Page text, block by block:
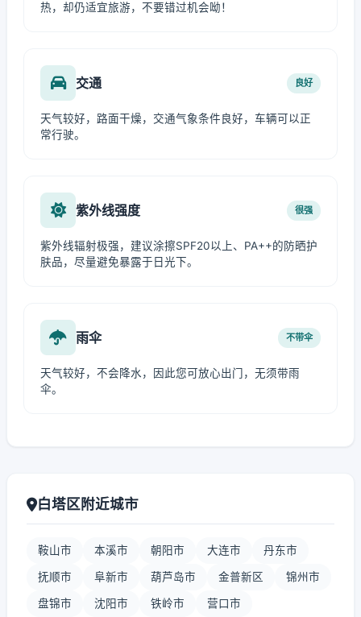
热，却仍适宜旅游，不要错过机会呦！
交通 良好
天气较好，路面干燥，交通气象条件良好，车辆可以正
常行驶。
紫外线强度 很强
紫外线辐射极强，建议涂擦SPF20以上、PA++的防晒护
肤品，尽量避免暴露于日光下。
雨伞 不带伞
天气较好，不会降水，因此您可放心出门，无须带雨
伞。
白塔区附近城市
鞍山市 本溪市 朝阳市 大连市 丹东市
抚顺市 阜新市 葫芦岛市 金普新区 锦州市
盘锦市 沈阳市 铁岭市 营口市